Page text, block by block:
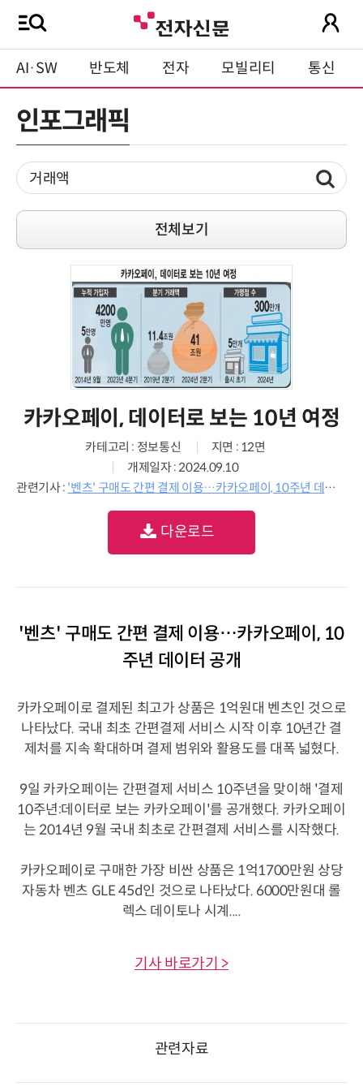
AI·SW 반도체 전자 모빌리티 통신
인포그래픽
전체보기
카카오페이, 데이터로 보는 10년 여정
카테고리 : 정보통신
지면 : 12면
개제일자 : 2024.09.10
관련기사 : '벤츠' 구매도 간편 결제 이용…카카오페이, 10주년 데이터 공개
다운로드
'벤츠' 구매도 간편 결제 이용…카카오페이, 10
주년 데이터 공개
카카오페이로 결제된 최고가 상품은 1억원대 벤츠인 것으로
나타났다. 국내 최초 간편결제 서비스 시작 이후 10년간 결
제처를 지속 확대하며 결제 범위와 활용도를 대폭 넓혔다.
9일 카카오페이는 간편결제 서비스 10주년을 맞이해 '결제
10주년:데이터로 보는 카카오페이'를 공개했다. 카카오페이
는 2014년 9월 국내 최초로 간편결제 서비스를 시작했다.
카카오페이로 구매한 가장 비싼 상품은 1억1700만원 상당
자동차 벤츠 GLE 45d인 것으로 나타났다. 6000만원대 롤
렉스 데이토나 시계....
기사 바로가기 >
관련자료